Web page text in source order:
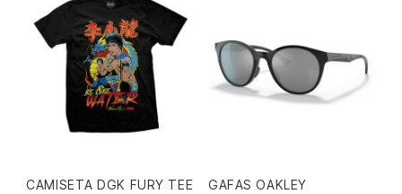
CAMISETA DGK FURY TEE
GAFAS OAKLEY